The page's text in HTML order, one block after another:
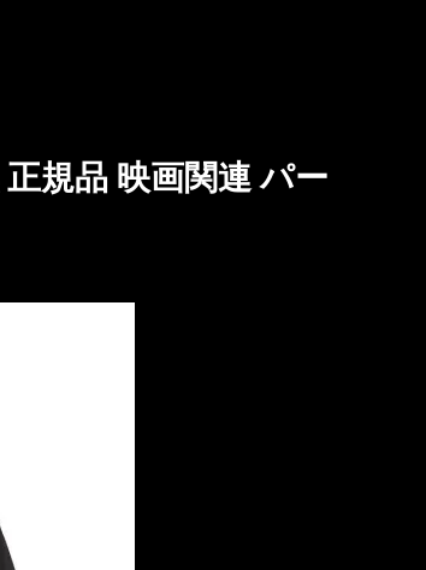
規品 映画関連 パー